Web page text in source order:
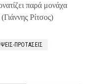
παρά μονάχα
Ρίτσος)
ΠΡΟΤΑΣΕΙΣ